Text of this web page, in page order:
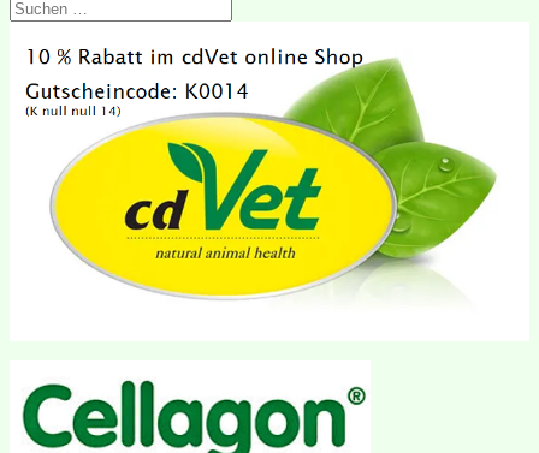
Suchen
nach: